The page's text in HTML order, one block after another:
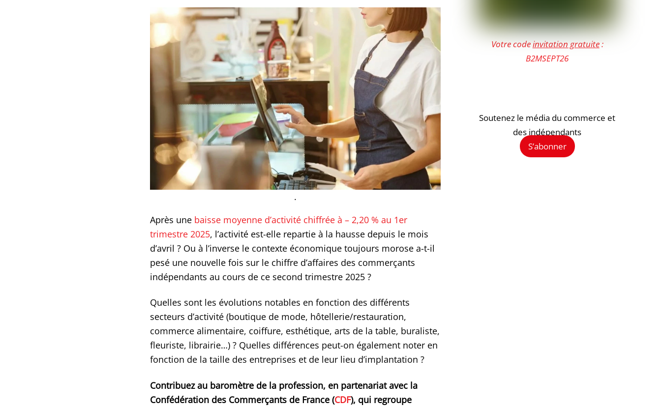
.
Après une baisse moyenne d’activité chiffrée à – 2,20 % au 1er
trimestre 2025, l’activité est-elle repartie à la hausse depuis le mois
d’avril ? Ou à l’inverse le contexte économique toujours morose a-t-il
pesé une nouvelle fois sur le chiffre d’affaires des commerçants
indépendants au cours de ce second trimestre 2025 ?
Quelles sont les évolutions notables en fonction des différents
secteurs d’activité (boutique de mode, hôtellerie/restauration,
commerce alimentaire, coiffure, esthétique, arts de la table, buraliste,
fleuriste, librairie…) ? Quelles différences peut-on également noter en
fonction de la taille des entreprises et de leur lieu d’implantation ?
Contribuez au baromètre de la profession, en partenariat avec la
Confédération des Commerçants de France (CDF), qui regroupe
Votre codeinvitation gratuite:
B2MSEPT26
Soutenez le média du commerce et
des indépendants
S’abonner